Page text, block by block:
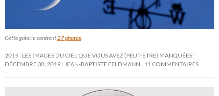
Cette galerie contient27 photos.
2019 : LES IMAGES DU CIEL QUE VOUS AVEZ (PEUT-ÊTRE) MANQUÉES
DÉCEMBRE 30, 2019 JEAN-BAPTISTE FELDMANN 11 COMMENTAIRES